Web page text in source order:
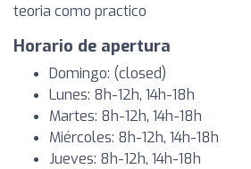
teoria como practico
Horario de apertura
Domingo: (closed)
Lunes: 8h-12h, 14h-18h
Martes: 8h-12h, 14h-18h
Miércoles: 8h-12h, 14h-18h
Jueves: 8h-12h, 14h-18h